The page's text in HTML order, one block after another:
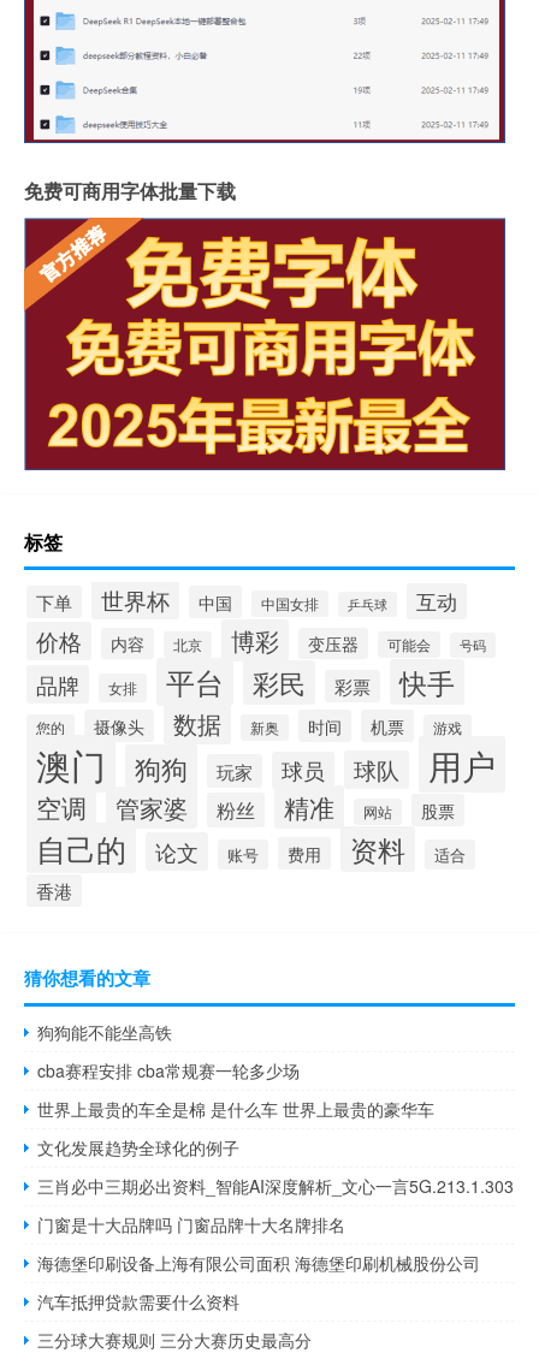
免费可商用字体批量下载
标签
下单 世界杯 中国 中国女排 乒乓球 互动
价格 内容 北京 博彩 变压器 可能会 号码
品牌 女排 平台 彩民 彩票 快手
您的 摄像头 数据 新奥 时间 机票 游戏
澳门 狗狗 玩家 球员 球队 用户
空调 管家婆 粉丝 精准 网站 股票
自己的 论文 账号 费用 资料 适合
香港
猜你想看的文章
狗狗能不能坐高铁
cba赛程安排 cba常规赛一轮多少场
世界上最贵的车全是棉 是什么车 世界上最贵的豪华车
文化发展趋势全球化的例子
三肖必中三期必出资料_智能AI深度解析_文心一言5G.213.1.303
门窗是十大品牌吗 门窗品牌十大名牌排名
海德堡印刷设备上海有限公司面积 海德堡印刷机械股份公司
汽车抵押贷款需要什么资料
三分球大赛规则 三分大赛历史最高分